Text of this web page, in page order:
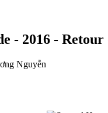
- 2016 -
Nguyễn